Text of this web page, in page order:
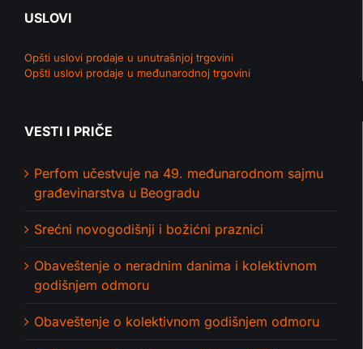
USLOVI
Opšti uslovi prodaje u unutrašnjoj trgovini
Opšti uslovi prodaje u međunarodnoj trgovini
VESTI I PRIČE
Perfom učestvuje na 49. međunarodnom sajmu
građevinarstva u Beogradu
Srećni novogodišnji i božićni praznici
Obaveštenje o neradnim danima i kolektivnom
godišnjem odmoru
Obaveštenje o kolektivnom godišnjem odmoru